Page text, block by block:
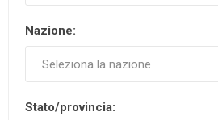
Nazione:
Stato/provincia: